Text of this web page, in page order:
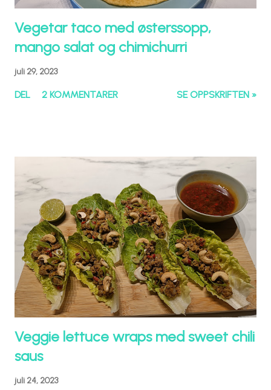
Vegetar taco med østerssopp,
mango salat og chimichurri
juli 29, 2023
DEL 2 KOMMENTARER SE OPPSKRIFTEN »
Veggie lettuce wraps med sweet chili
saus
juli 24, 2023